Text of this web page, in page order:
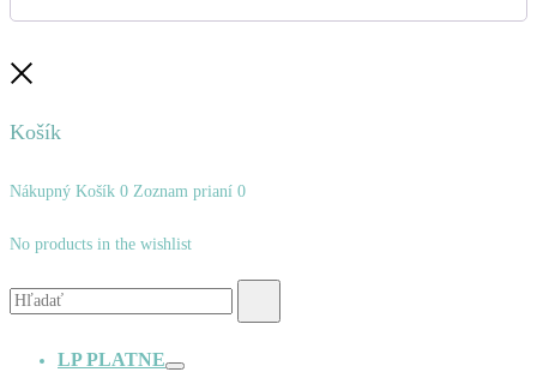
Košík
Nákupný Košík 0 Zoznam prianí 0
No products in the wishlist
Vyhľadávanie:
LP PLATNE